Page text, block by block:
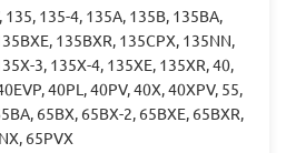
135-4, 135A, 135B, 135BA,
135BXR, 135CPX, 135NN,
3, 135X-4, 135XE, 135XR, 40,
40PL, 40PV, 40X, 40XPV, 55,
65BX, 65BX-2, 65BXE, 65BXR,
65PVX